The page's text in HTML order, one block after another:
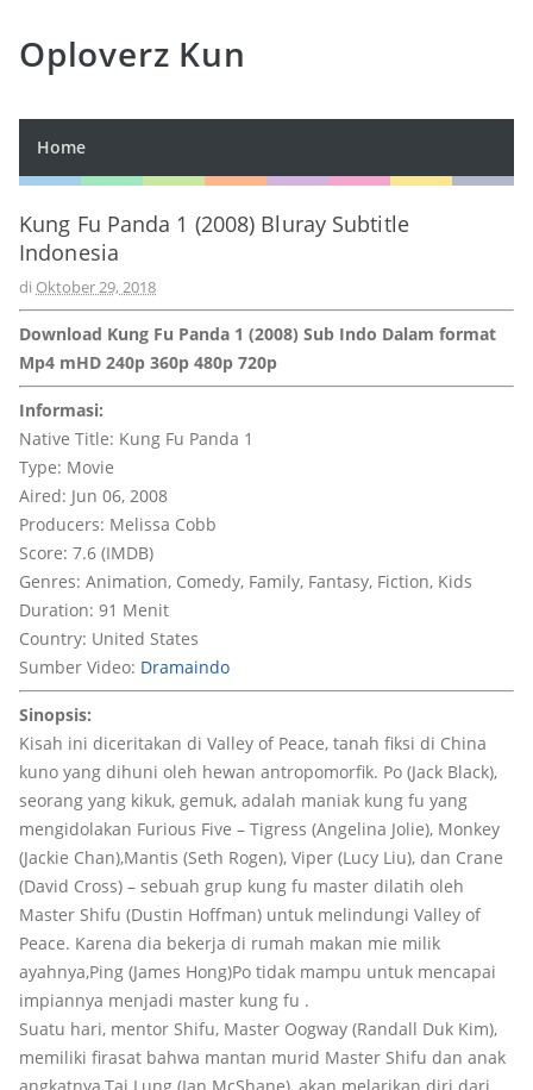
Oploverz Kun
Home
Kung Fu Panda 1 (2008) Bluray Subtitle
Indonesia
di Oktober 29, 2018
Download Kung Fu Panda 1 (2008) Sub Indo Dalam format
Mp4 mHD 240p 360p 480p 720p
Informasi:
Native Title: Kung Fu Panda 1
Type: Movie
Aired: Jun 06, 2008
Producers: Melissa Cobb
Score: 7.6 (IMDB)
Genres: Animation, Comedy, Family, Fantasy, Fiction, Kids
Duration: 91 Menit
Country: United States
Sumber Video: Dramaindo
Sinopsis:
Kisah ini diceritakan di Valley of Peace, tanah fiksi di China
kuno yang dihuni oleh hewan antropomorfik. Po (Jack Black),
seorang yang kikuk, gemuk, adalah maniak kung fu yang
mengidolakan Furious Five – Tigress (Angelina Jolie), Monkey
(Jackie Chan),Mantis (Seth Rogen), Viper (Lucy Liu), dan Crane
(David Cross) – sebuah grup kung fu master dilatih oleh
Master Shifu (Dustin Hoffman) untuk melindungi Valley of
Peace. Karena dia bekerja di rumah makan mie milik
ayahnya,Ping (James Hong)Po tidak mampu untuk mencapai
impiannya menjadi master kung fu .
Suatu hari, mentor Shifu, Master Oogway (Randall Duk Kim),
memiliki firasat bahwa mantan murid Master Shifu dan anak